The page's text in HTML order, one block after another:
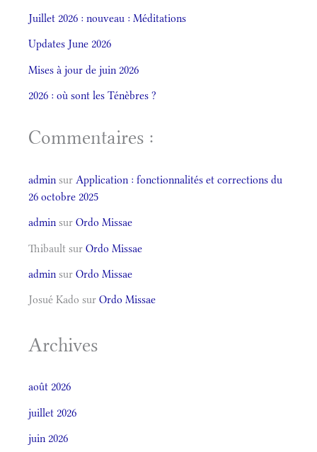
Juillet 2026 : nouveau : Méditations
Updates June 2026
Mises à jour de juin 2026
2026 : où sont les Ténèbres ?
Commentaires :
admin sur Application : fonctionnalités et corrections du
26 octobre 2025
admin sur Ordo Missae
Thibault sur Ordo Missae
admin sur Ordo Missae
Josué Kado sur Ordo Missae
Archives
août 2026
juillet 2026
juin 2026